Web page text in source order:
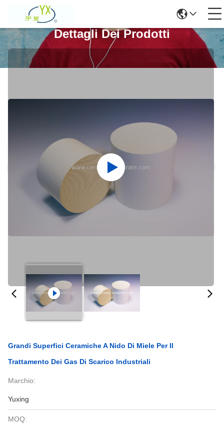
Dettagli Dei Prodotti
Grandi Superfici Ceramiche A Nido Di Miele Per Il
Trattamento Dei Gas Di Scarico Industriali
Marchio:
Yuxing
MOQ: